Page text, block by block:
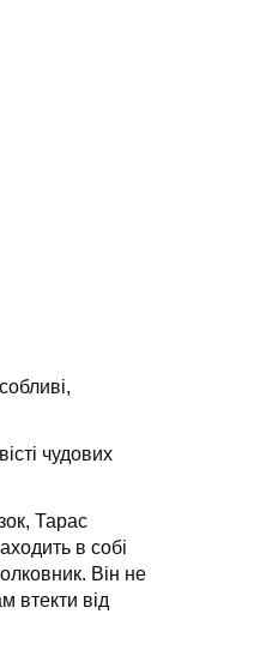
чудових
Тарас
в собі
Він не
втекти від